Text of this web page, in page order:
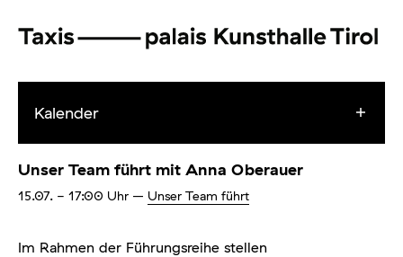
Kalender
Unser Team führt mit Anna Oberauer
15.07. - 17:00 Uhr – Unser Team führt
Im Rahmen der Führungsreihe stellen